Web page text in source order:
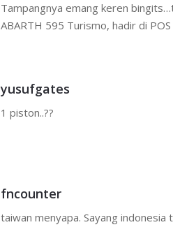
Tampangnya emang keren
ABARTH 595 Turismo, hadir di
yusufgates
1 piston..??
fncounter
taiwan menyapa. Sayang